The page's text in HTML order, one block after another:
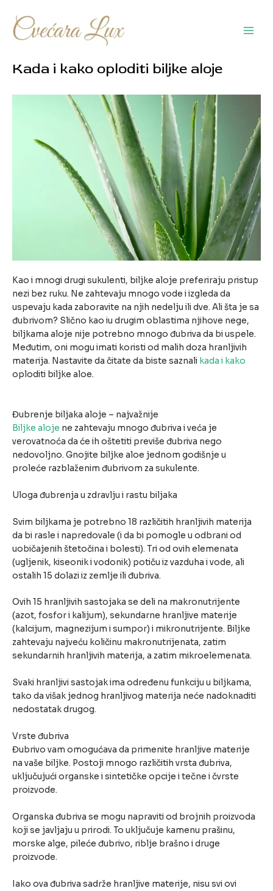
sadržaj
Kada i kako oploditi biljke aloje
Kao i mnogi drugi sukulenti, biljke aloje preferiraju pristup
nezi bez ruku. Ne zahtevaju mnogo vode i izgleda da
uspevaju kada zaboravite na njih nedelju ili dve. Ali šta je sa
đubrivom? Slično kao iu drugim oblastima njihove nege,
biljkama aloje nije potrebno mnogo đubriva da bi uspele.
Međutim, oni mogu imati koristi od malih doza hranljivih
materija. Nastavite da čitate da biste saznali kada i kako
oploditi biljke aloe.
Đubrenje biljaka aloje – najvažnije
Biljke aloje ne zahtevaju mnogo đubriva i veća je
verovatnoća da će ih oštetiti previše đubriva nego
nedovoljno. Gnojite biljke aloe jednom godišnje u
proleće razblaženim đubrivom za sukulente.
Uloga đubrenja u zdravlju i rastu biljaka
Svim biljkama je potrebno 18 različitih hranljivih materija
da bi rasle i napredovale (i da bi pomogle u odbrani od
uobičajenih štetočina i bolesti). Tri od ovih elemenata
(ugljenik, kiseonik i vodonik) potiču iz vazduha i vode, ali
ostalih 15 dolazi iz zemlje ili đubriva.
Ovih 15 hranljivih sastojaka se deli na makronutrijente
(azot, fosfor i kalijum), sekundarne hranljive materije
(kalcijum, magnezijum i sumpor) i mikronutrijente. Biljke
zahtevaju najveću količinu makronutrijenata, zatim
sekundarnih hranljivih materija, a zatim mikroelemenata.
Svaki hranljivi sastojak ima određenu funkciju u biljkama,
tako da višak jednog hranljivog materija neće nadoknaditi
nedostatak drugog.
Vrste đubriva
Đubrivo vam omogućava da primenite hranljive materije
na vaše biljke. Postoji mnogo različitih vrsta đubriva,
uključujući organske i sintetičke opcije i tečne i čvrste
proizvode.
Organska đubriva se mogu napraviti od brojnih proizvoda
koji se javljaju u prirodi. To uključuje kamenu prašinu,
morske alge, pileće đubrivo, riblje brašno i druge
proizvode.
Iako ova đubriva sadrže hranljive materije, nisu svi ovi